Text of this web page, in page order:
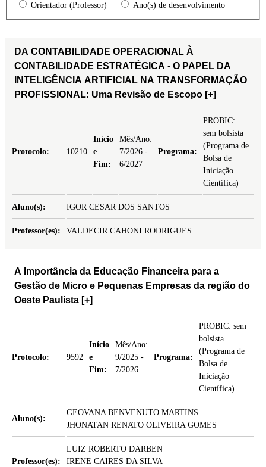
Orientador (Professor)
Ano(s) de desenvolvimento
DA CONTABILIDADE OPERACIONAL À
CONTABILIDADE ESTRATÉGICA - O PAPEL DA
INTELIGÊNCIA ARTIFICIAL NA TRANSFORMAÇÃO
PROFISSIONAL: Uma Revisão de Escopo [+]
Protocolo: 10210
Início
e
Fim:
Mês/Ano:
7/2026 -
6/2027
Programa:
PROBIC:
sem bolsista
(Programa de
Bolsa de
Iniciação
Científica)
Aluno(s): IGOR CESAR DOS SANTOS
Professor(es): VALDECIR CAHONI RODRIGUES
A Importância da Educação Financeira para a
Gestão de Micro e Pequenas Empresas da região do
Oeste Paulista [+]
Protocolo: 9592
Início
e
Fim:
Mês/Ano:
9/2025 -
7/2026
Programa:
PROBIC: sem
bolsista
(Programa de
Bolsa de
Iniciação
Científica)
Aluno(s):
GEOVANA BENVENUTO MARTINS
JHONATAN RENATO OLIVEIRA GOMES
Professor(es):
LUIZ ROBERTO DARBEN
IRENE CAIRES DA SILVA